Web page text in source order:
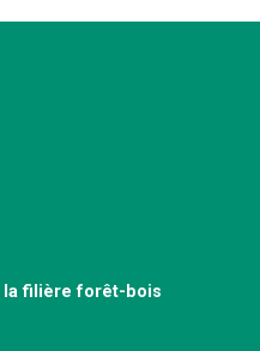
la filière forêt-bois